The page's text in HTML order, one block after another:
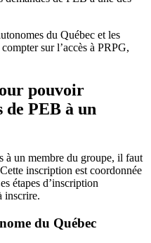
du Québec et les
sur l’accès à PRPG,
pouvoir
de PEB à un
à un membre du groupe, il faut
inscription est coordonnée
étapes d’inscription
inscrire.
du Québec